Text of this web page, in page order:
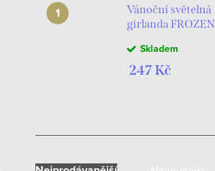
Vánoční světelná
girlanda FROZEN
Skladem
247 Kč